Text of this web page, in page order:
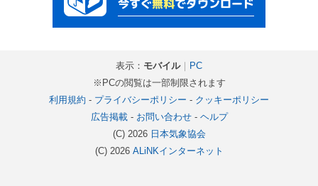
表示： モバイル｜ PC
※PCの閲覧は一部制限されます
利用規約 - プライバシーポリシー - クッキーポリシー
広告掲載- お問い合わせ- ヘルプ
(C) 2026 日本気象協会
(C) 2026 ALiNKインターネット